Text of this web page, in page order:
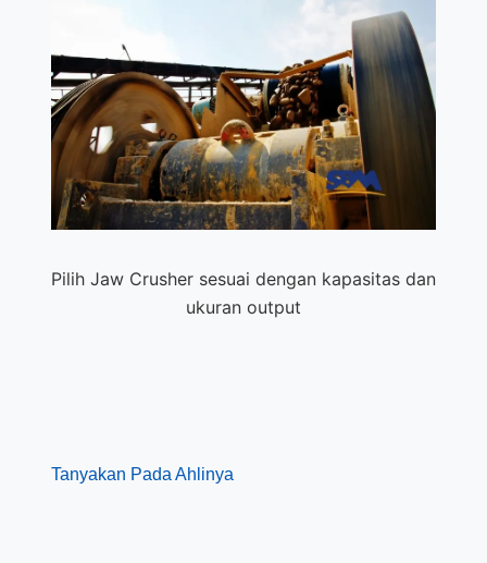
Pilih Jaw Crusher sesuai dengan kapasitas dan
ukuran output
Tanyakan Pada Ahlinya